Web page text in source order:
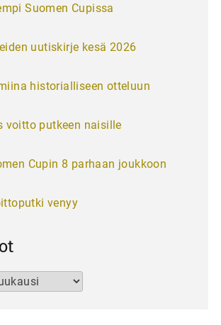
Suomen Cupissa
uutiskirje kesä 2026
historialliseen otteluun
voitto putkeen naisille
Cupin 8 parhaan joukkoon
venyy